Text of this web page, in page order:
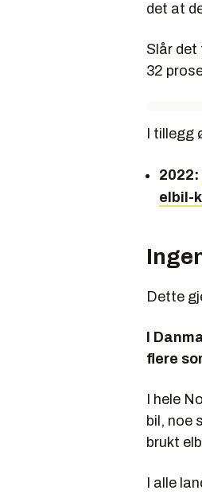
det at
Slår det
32
I
2022:
elbil-
Dette
I
flere
I hele
bil, noe
brukt
I alle